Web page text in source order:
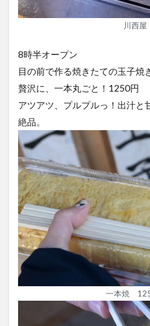
川西屋
8時半オープン
目の前で作る焼きたての玉子焼
贅沢に、一本丸ごと！1250円
アツアツ、プルプルっ！出汁と
絶品。
一本焼